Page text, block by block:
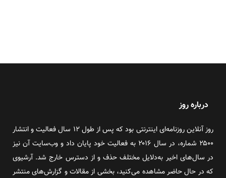
درباره روز
روز آنلاین روزنامه‌ای اینترنتی بود که پس از طول ۱۲ سال فعالیت و انتشار
۲۵۰۰ شماره، در سال ۲۰۱۶ به فعالیت خود پایان داد و وب‌سایت آن نیز
در سال‌های اخیر به‌دلایل مختلف حذف و از دسترس خارج شد. آرشیوی
که در حال حاضر مشاهده می‌کنید، بخشی از مقالات و گزارش‌های منتشر